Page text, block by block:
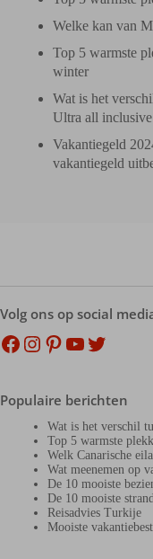
Welke kan van
Top 5 warmste
winter
Wat is het
Ultra all inclusive
Vakantiegeld
vakantiegeld
Volg ons op social
Facebook
Instagram
Pinterest
YouTube
Twitter
Populaire berichten
Wat is het verschil
Top 5 warmste
Welk Canarische
Wat meenemen op
De 10 mooiste
De 10 mooiste
Reisadvies Turkije
Mooiste